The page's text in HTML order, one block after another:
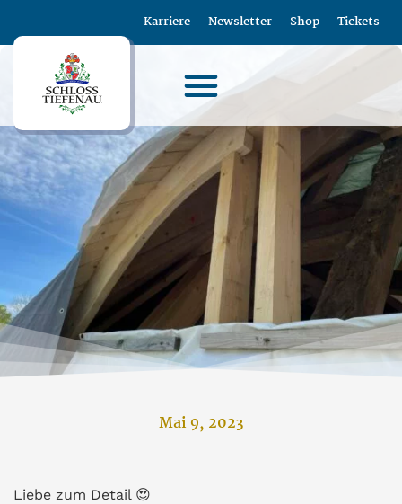
Karriere Newsletter Shop Tickets
Mai 9, 2023
Liebe zum Detail 😍